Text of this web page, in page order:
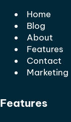
Home
Blog
About
Features
Contact
Marketing
Features